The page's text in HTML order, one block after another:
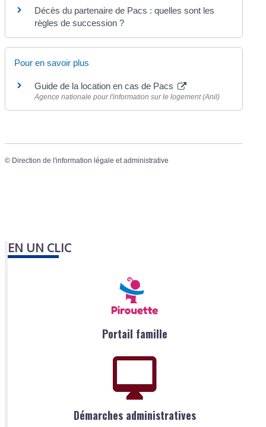
Décès du partenaire de Pacs : quelles sont les
règles de succession ?
Pour en savoir plus
Guide de la location en cas de Pacs
Agence nationale pour l'information sur le logement (Anil)
© Direction de l'information légale et administrative
EN UN CLIC
Portail famille
Démarches administratives